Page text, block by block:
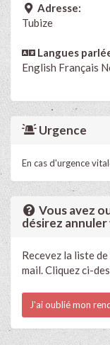
Adresse:
Tubize
Langues
English Français
Urgence
En cas d'urgence
Vous avez
désirez
Recevez la liste
mail. Cliquez ci-
J'ai oublié mon